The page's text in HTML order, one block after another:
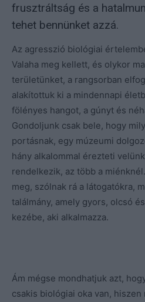
frusztráltság és a
tehet bennünket azzá.
Az agresszió biológiai
Valaha meg kellett, és olykor
területünket, a rangsorban
alakítottuk ki a mindennapi
fölényes hangot, a gúnyt és
Gondoljunk csak bele, hogy
portásnak, egy múzeumi
hány alkalommal érezteti
rendelkezik, az több a
meg, szólnak rá a látogatókra,
találmány, amely gyors, olcsó
kezébe, aki alkalmazza.
Ám mégse mondhatjuk azt,
csakis biológiai oka van,